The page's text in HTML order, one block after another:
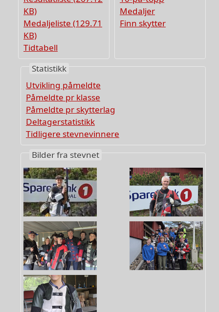
KB)
Medaljeliste (129.71
KB)
Tidtabell
Medaljer
Finn skytter
Statistikk
Utvikling påmeldte
Påmeldte pr klasse
Påmeldte pr skytterlag
Deltagerstatistikk
Tidligere stevnevinnere
Bilder fra stevnet